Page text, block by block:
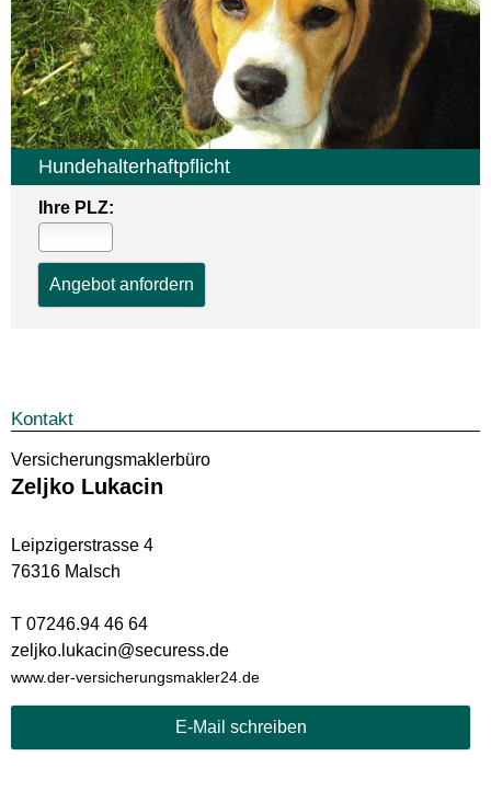
Hunde­halter­haft­pflicht
Ihre PLZ:
Kontakt
Ver­sicherungs­maklerbüro
Zeljko Lukacin
Leipzigerstrasse 4
76316 Malsch
T 07246.94 46 64
zeljko.lukacin@securess.de
www.der-versicherungsmakler24.de
E-Mail schreiben